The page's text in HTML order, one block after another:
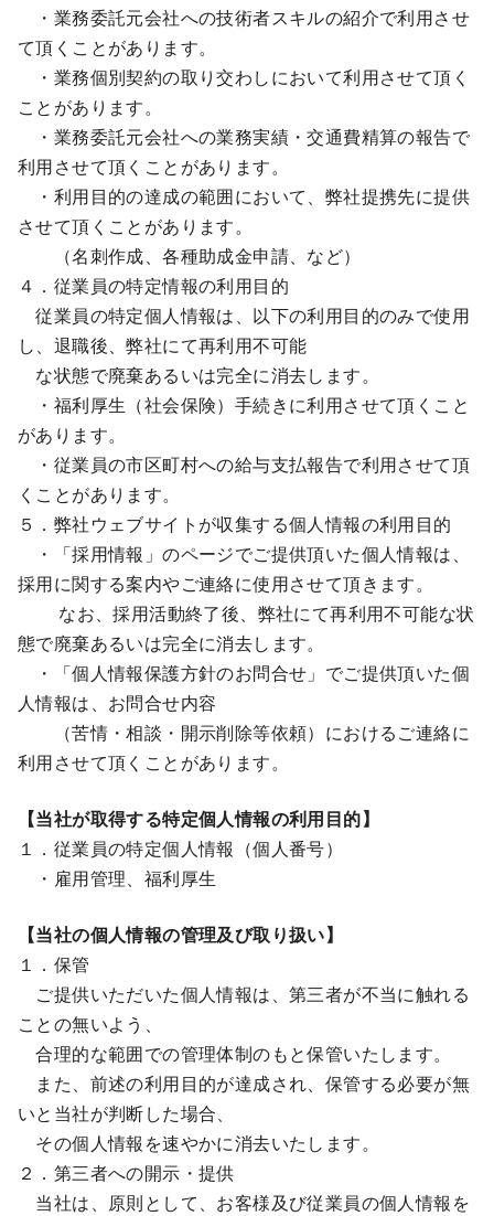
・業務委託元会社への技術者スキルの紹介で利用させ
て頂くことがあります。
・業務個別契約の取り交わしにおいて利用させて頂く
ことがあります。
・業務委託元会社への業務実績・交通費精算の報告で
利用させて頂くことがあります。
・利用目的の達成の範囲において、弊社提携先に提供
させて頂くことがあります。
（名刺作成、各種助成金申請、など）
４．従業員の特定情報の利用目的
従業員の特定個人情報は、以下の利用目的のみで使用
し、退職後、弊社にて再利用不可能
な状態で廃棄あるいは完全に消去します。
・福利厚生（社会保険）手続きに利用させて頂くこと
があります。
・従業員の市区町村への給与支払報告で利用させて頂
くことがあります。
５．弊社ウェブサイトが収集する個人情報の利用目的
・「採用情報」のページでご提供頂いた個人情報は、
採用に関する案内やご連絡に使用させて頂きます。
なお、採用活動終了後、弊社にて再利用不可能な状
態で廃棄あるいは完全に消去します。
・「個人情報保護方針のお問合せ」でご提供頂いた個
人情報は、お問合せ内容
（苦情・相談・開示削除等依頼）におけるご連絡に
利用させて頂くことがあります。
【当社が取得する特定個人情報の利用目的】
１．従業員の特定個人情報（個人番号）
・雇用管理、福利厚生
【当社の個人情報の管理及び取り扱い】
１．保管
ご提供いただいた個人情報は、第三者が不当に触れる
ことの無いよう、
合理的な範囲での管理体制のもと保管いたします。
また、前述の利用目的が達成され、保管する必要が無
いと当社が判断した場合、
その個人情報を速やかに消去いたします。
２．第三者への開示・提供
当社は、原則として、お客様及び従業員の個人情報を